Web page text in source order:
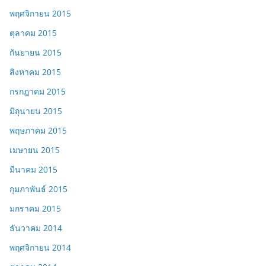
พฤศจิกายน 2015
ตุลาคม 2015
กันยายน 2015
สิงหาคม 2015
กรกฎาคม 2015
มิถุนายน 2015
พฤษภาคม 2015
เมษายน 2015
มีนาคม 2015
กุมภาพันธ์ 2015
มกราคม 2015
ธันวาคม 2014
พฤศจิกายน 2014